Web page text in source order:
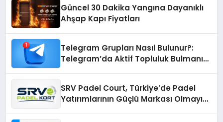
Güncel 30 Dakika Yangına Dayanıklı
Ahşap Kapı Fiyatları
Telegram Grupları Nasıl Bulunur?:
Telegram’da Aktif Topluluk Bulmanın
SRV Padel Court, Türkiye’de Padel
Yatırımlarının Güçlü Markası Olmayı